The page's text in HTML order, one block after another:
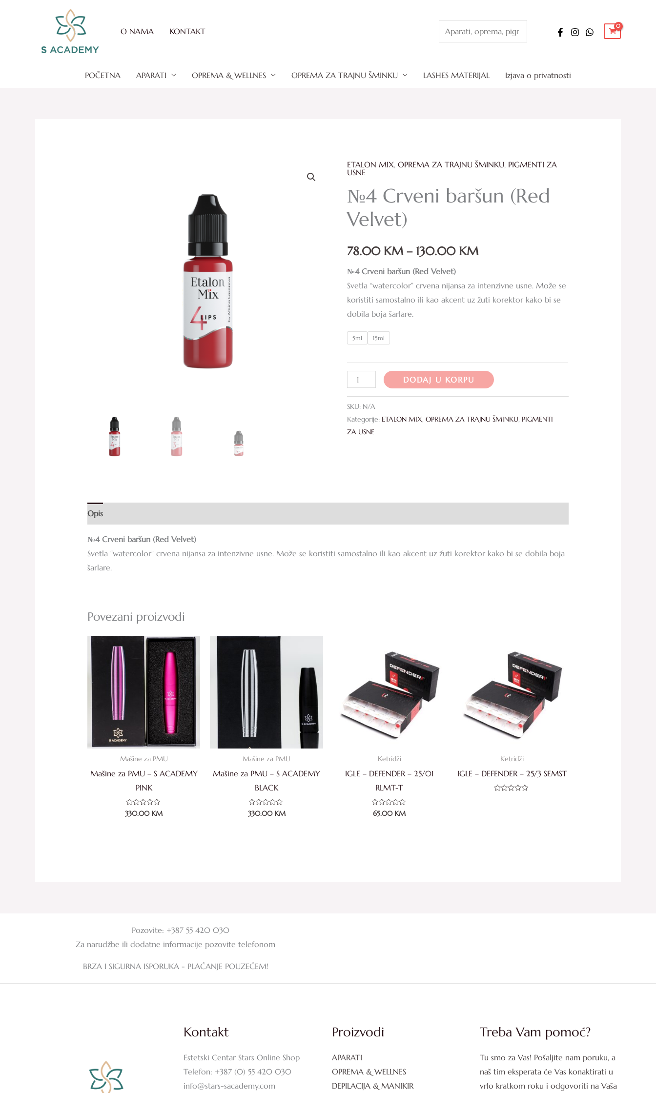
O NAMA KONTAKT
POČETNA APARATI OPREMA & WELLNES OPREMA ZA TRAJNU ŠMINKU LASHES MATERIJAL Izjava o privatnosti
ETALON MIX,OPREMA ZA TRAJNU ŠMINKU, PIGMENTI ZA
USNE
№4 Crveni baršun (Red
Velvet)
78.00 KM – 130.00 KM
Price
range:
130.00 KM
№4 Crveni baršun (Red Velvet)
Svetla “watercolor” crvena nijansa za intenzivne usne. Može se
koristiti samostalno ili kao akcent uz žuti korektor kako bi se
dobila boja šarlare.
5ml 15ml
№4
baršun
Velvet)
DODAJ U KORPU
SKU: N/A
Kategorije: ETALON MIX,OPREMA ZA TRAJNU ŠMINKU, PIGMENTI
ZA USNE
Opis
№4 Crveni baršun (Red Velvet)
Svetla “watercolor” crvena nijansa za intenzivne usne. Može se koristiti samostalno ili kao akcent uz žuti korektor kako bi se dobila boja
šarlare.
Povezani proizvodi
Mašine za PMU
Mašine za PMU – S ACADEMY
PINK
Ocjenjeno
0
330.00 KM
Mašine za PMU
Mašine za PMU – S ACADEMY
BLACK
Ocjenjeno
0
330.00 KM
Ketridži
IGLE – DEFENDER – 25/01
RLMT-T
Ocjenjeno
0
65.00 KM
Ketridži
IGLE – DEFENDER – 25/3 SEMST
Pozovite: +387 55 420 030
Za narudžbe ili dodatne informacije pozovite telefonom
BRZA I SIGURNA ISPORUKA - PLAĆANJE POUZEĆEM!
Kontakt
Estetski Centar Stars Online Shop
Telefon: +387 (0) 55 420 030
info@stars-sacademy.com
Proizvodi
APARATI
OPREMA & WELLNES
DEPILACIJA & MANIKIR
Treba Vam pomoć?
Tu smo za Vas! Pošaljite nam poruku, a
naš tim eksperata će Vas konaktirati u
vrlo kratkom roku i odgovoriti na Vaša